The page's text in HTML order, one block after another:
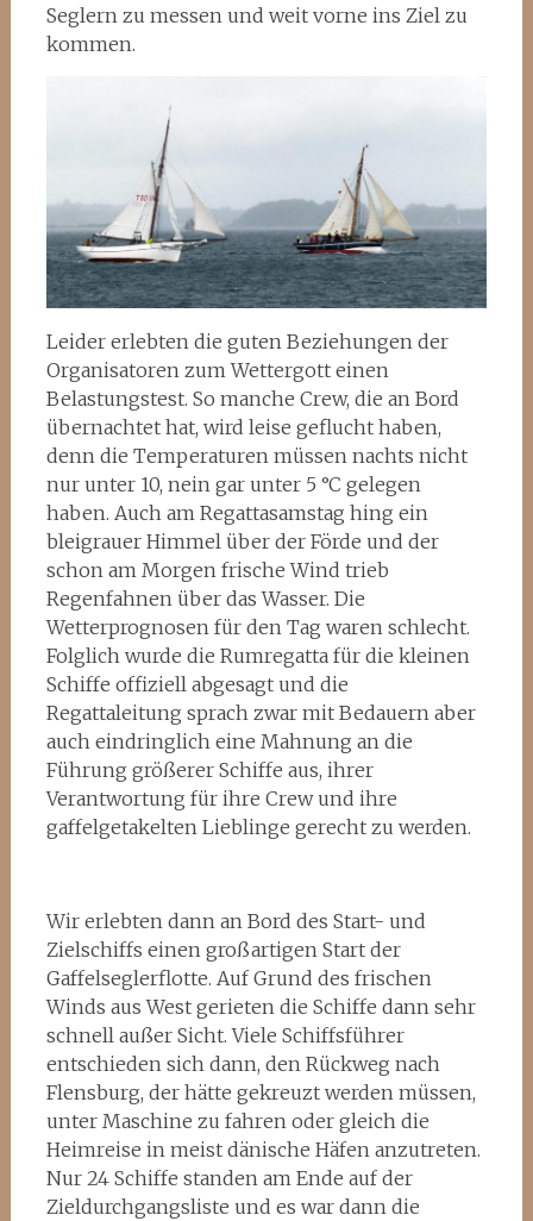
Seglern zu messen und weit vorne ins Ziel zu
kommen.
Leider erlebten die guten Beziehungen der
Organisatoren zum Wettergott einen
Belastungstest. So manche Crew, die an Bord
übernachtet hat, wird leise geflucht haben,
denn die Temperaturen müssen nachts nicht
nur unter 10, nein gar unter 5 °C gelegen
haben. Auch am Regattasamstag hing ein
bleigrauer Himmel über der Förde und der
schon am Morgen frische Wind trieb
Regenfahnen über das Wasser. Die
Wetterprognosen für den Tag waren schlecht.
Folglich wurde die Rumregatta für die kleinen
Schiffe offiziell abgesagt und die
Regattaleitung sprach zwar mit Bedauern aber
auch eindringlich eine Mahnung an die
Führung größerer Schiffe aus, ihrer
Verantwortung für ihre Crew und ihre
gaffelgetakelten Lieblinge gerecht zu werden.
Wir erlebten dann an Bord des Start- und
Zielschiffs einen großartigen Start der
Gaffelseglerflotte. Auf Grund des frischen
Winds aus West gerieten die Schiffe dann sehr
schnell außer Sicht. Viele Schiffsführer
entschieden sich dann, den Rückweg nach
Flensburg, der hätte gekreuzt werden müssen,
unter Maschine zu fahren oder gleich die
Heimreise in meist dänische Häfen anzutreten.
Nur 24 Schiffe standen am Ende auf der
Zieldurchgangsliste und es war dann die